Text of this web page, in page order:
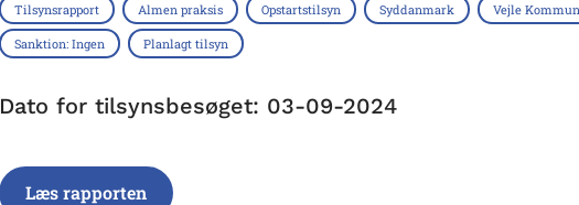
Tilsynsrapport Almen praksis Opstartstilsyn Syddanmark Vejle
Sanktion: Ingen Planlagt tilsyn
Dato for tilsynsbesøget: 03-09-2024
Læs rapporten